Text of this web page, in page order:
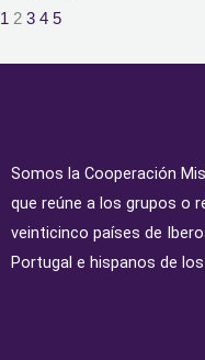
1 2 3 4 5
Somos la Cooperación
que reúne a los grupos o
veinticinco países de
Portugal e hispanos de